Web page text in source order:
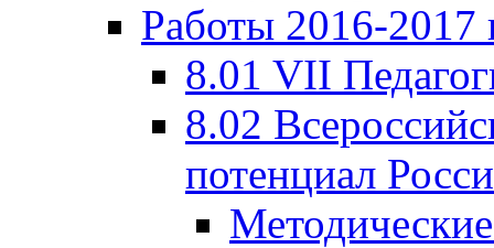
Работы 2016-2017
8.01 VII
8.02
потенциал